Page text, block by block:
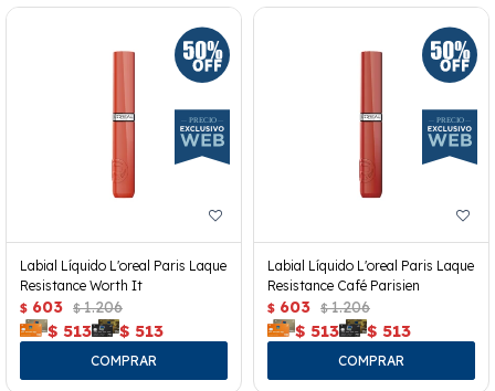
Labial Líquido L'oreal Paris Laque
Resistance Worth It
$ 603 $ 1.206
$ 513 $ 513
Labial Líquido L'oreal Paris Laque
Resistance Café Parisien
$ 603 $ 1.206
$ 513 $ 513